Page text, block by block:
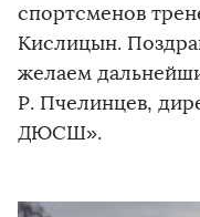
спортсменов
Кислицын.
желаем
Р. Пчелинцев,
ДЮСШ».